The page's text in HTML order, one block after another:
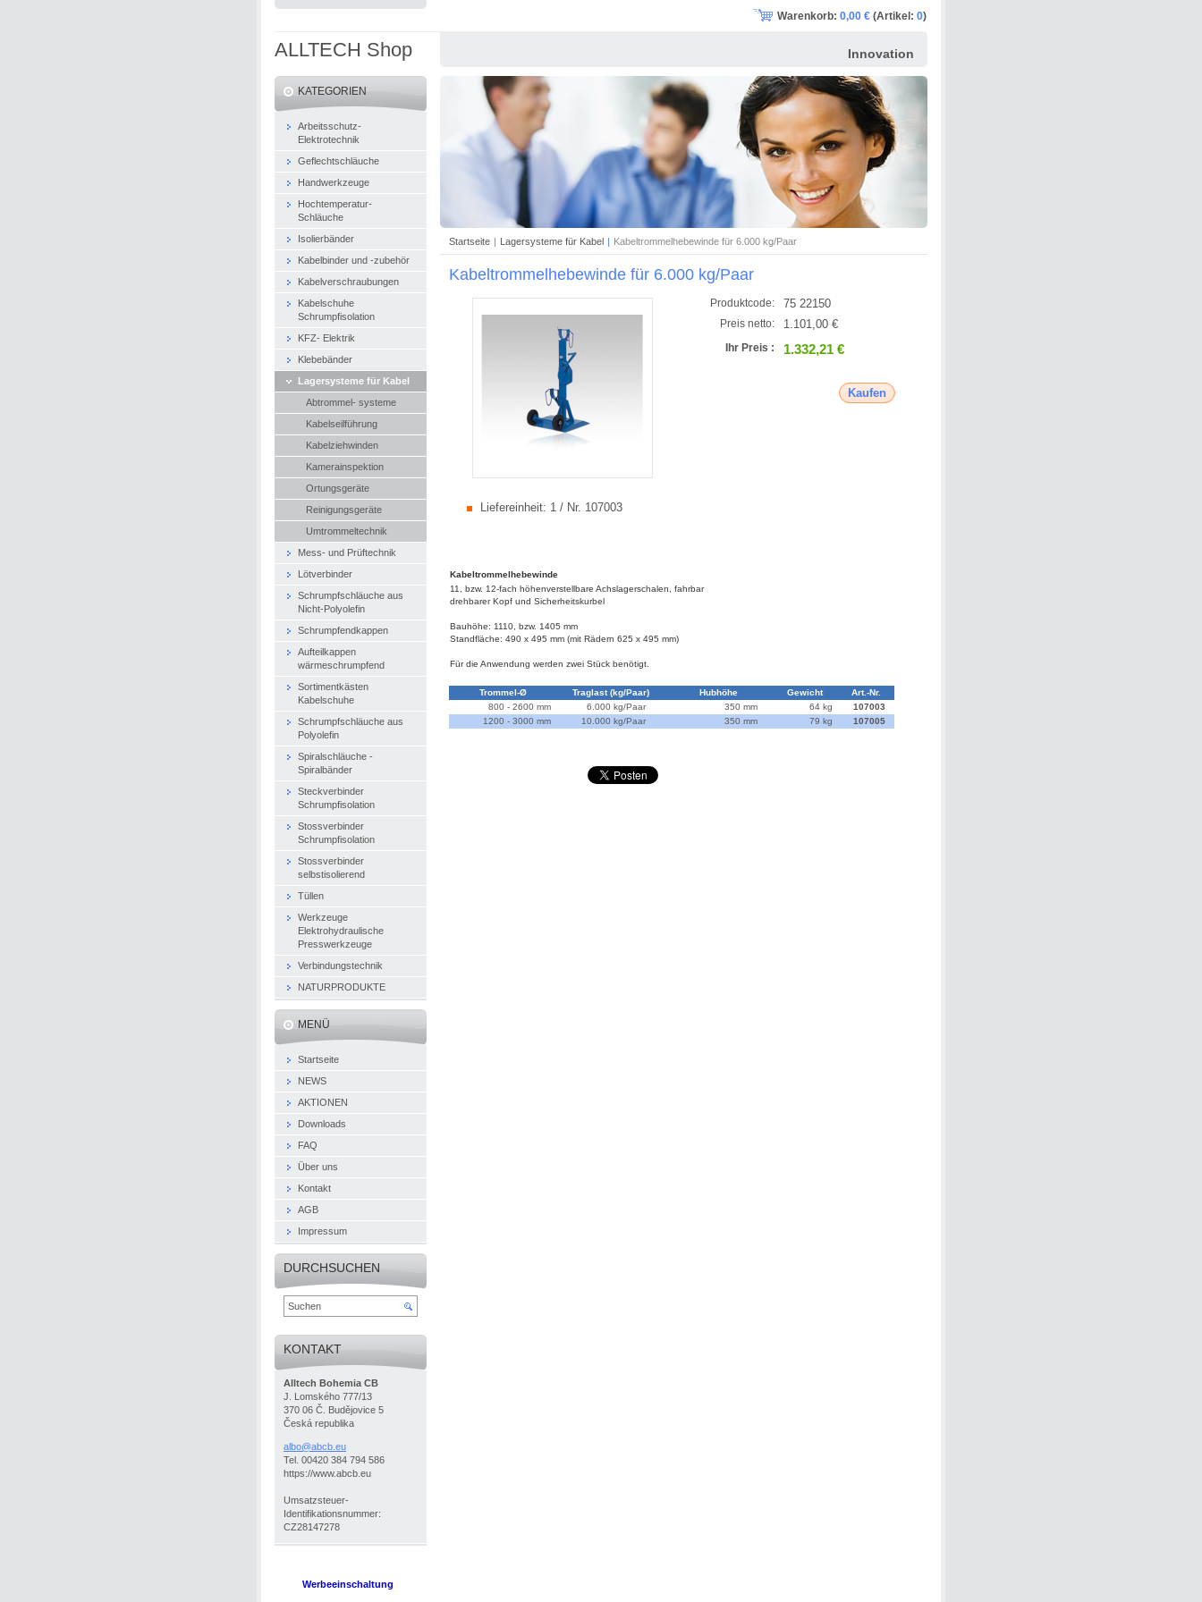
ALLTECH Shop Innovation
Startseite | Lagersysteme für Kabel | Kabeltrommelhebewinde für 6.000 kg/Paar
Kabeltrommelhebewinde für 6.000 kg/Paar
Liefereinheit: 1 / Nr. 107003
Produktcode: 75 22150
Preis netto: 1.101,00 €
Ihr Preis : 1.332,21 €
Kaufen
Kabeltrommelhebewinde
11, bzw. 12-fach höhenverstellbare Achslagerschalen, fahrbar
drehbarer Kopf und Sicherheitskurbel
Bauhöhe: 1110, bzw. 1405 mm
Standfläche: 490 x 495 mm (mit Rädern 625 x 495 mm)
Für die Anwendung werden zwei Stück benötigt.
Trommel-Ø Traglast (kg/Paar) Hubhöhe Gewicht
Art.-Nr.
800 - 2600 mm
6.000 kg/Paar 350 mm 64 kg
107003
1200 - 3000 mm
10.000 kg/Paar 350 mm 79 kg 107005
KATEGORIEN
Arbeitsschutz-
Elektrotechnik
Geflechtschläuche
Handwerkzeuge
Hochtemperatur-
Schläuche
Isolierbänder
Kabelbinder und -zubehör
Kabelverschraubungen
Kabelschuhe
Schrumpfisolation
KFZ- Elektrik
Klebebänder
Lagersysteme für Kabel
Abtrommel- systeme
Kabelseilführung
Kabelziehwinden
Kamerainspektion
Ortungsgeräte
Reinigungsgeräte
Umtrommeltechnik
Mess- und Prüftechnik
Lötverbinder
Schrumpfschläuche aus
Nicht-Polyolefin
Schrumpfendkappen
Aufteilkappen
wärmeschrumpfend
Sortimentkästen
Kabelschuhe
Schrumpfschläuche aus
Polyolefin
Spiralschläuche -
Spiralbänder
Steckverbinder
Schrumpfisolation
Stossverbinder
Schrumpfisolation
Stossverbinder
selbstisolierend
Tüllen
Werkzeuge
Elektrohydraulische
Presswerkzeuge
Verbindungstechnik
NATURPRODUKTE
MENÜ
Startseite
NEWS
AKTIONEN
Downloads
FAQ
Über uns
Kontakt
AGB
Impressum
DURCHSUCHEN
KONTAKT
Alltech Bohemia CB
J. Lomského 777/13
370 06 Č. Budějovice 5
Česká republika
albo@abcb.eu
Tel. 00420 384 794 586
https://www.abcb.eu
Umsatzsteuer-
Identifikationsnummer:
CZ28147278
Werbeeinschaltung
Warenkorb: 0,00 € (Artikel: 0)